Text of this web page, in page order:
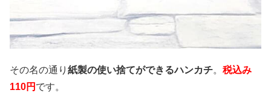
その名の通り 紙製の使い捨てができるハンカチ。 税込み
110円 です。